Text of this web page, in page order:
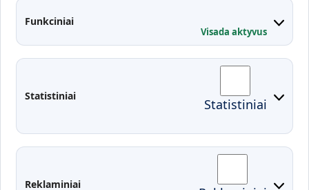
Funkciniai
Visada aktyvus
Statistiniai Statistiniai
Reklaminiai
Kontaktai
Administracija
Fakultetai
Studentų atstovybė
Moodle
EDINA
Pasirengimas ekstremaliai